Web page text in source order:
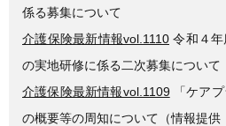
係る募集について
介護保険最新情報vol.1110 令和４
の実地研修に係る二次募集について
介護保険最新情報vol.1109「ケアプ
の概要等の周知について（情報提供